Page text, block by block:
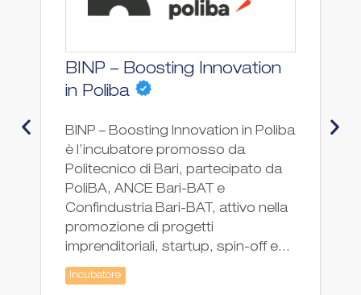
BINP – Boosting Innovation
in Poliba
BINP – Boosting Innovation in Poliba
è l’incubatore promosso da
Politecnico di Bari, partecipato da
PoliBA, ANCE Bari-BAT e
Confindustria Bari-BAT, attivo nella
promozione di progetti
imprenditoriali, startup, spin-off e...
Incubatore